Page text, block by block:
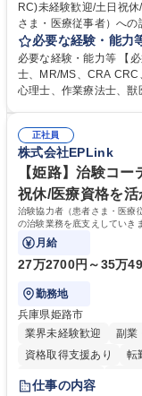
RC)未経験歓迎/土日祝休/医療資格を活か
さま・医療従事者）へ
治験業務を底支えしてい
験から専門性が身につく社会貢
さま・医療従事者）へ
リング・服薬状況の確認
フレックスタイム制/プ
率は90%以上/育児補助支援金等も有 募集職種 【
ーター(CRC)未経験歓
必要な経験・能力
必要な経験・能力等 【
士、MR/MS、CRA
心理士、作業療法士、
ケーションスキル、カル
補足説明ができる点など
【研修制度】約2週間の
き、テストに合格後、個
学歴・資格 学歴：大学
薬剤師 臨床検査技師
正社員
株式会社EPLink
【姫路】治験コ
祝休/医療資格を
治験協力者（患者さま・医療
の治験業務を底支えしていき
が身につく社会貢献度の高い
月給
27万2700円～35万
勤務地
兵庫県姫路市
業界未経験歓迎
副業
資格取得支援あり
転
完全週休2日制
仕事の内容